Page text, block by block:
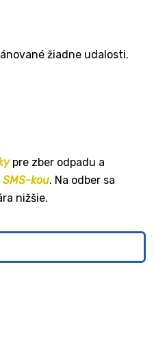
žiadne udalosti.
pre zber odpadu a
SMS-kou. Na odber sa
nižšie.